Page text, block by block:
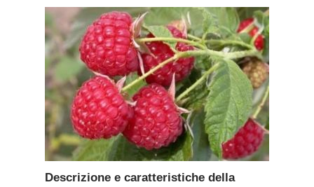
Descrizione e caratteristiche della